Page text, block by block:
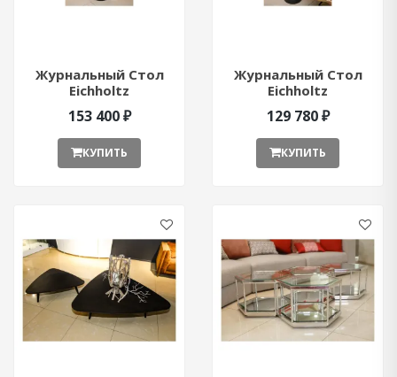
Журнальный Стол
Eichholtz
153 400 ₽
КУПИТЬ
Журнальный Стол
Eichholtz
129 780 ₽
КУПИТЬ